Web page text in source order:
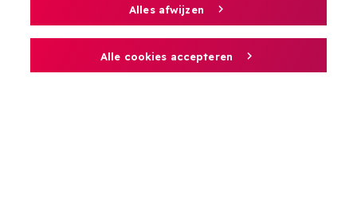
UCLL Hogeschool
Alles afwijzen
Alle cookies accepteren